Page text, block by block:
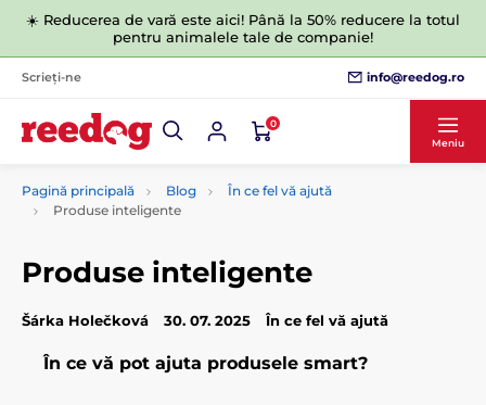
☀️ Reducerea de vară este aici! Până la 50% reducere la totul
pentru animalele tale de companie!
Scrieți-ne info@reedog.ro
0
Meniu
Pagină principală Blog
În ce fel vă ajută
Produse inteligente
Produse inteligente
Šárka Holečková 30. 07. 2025 În ce fel vă ajută
În ce vă pot ajuta produsele smart?